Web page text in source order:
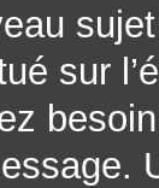
sur